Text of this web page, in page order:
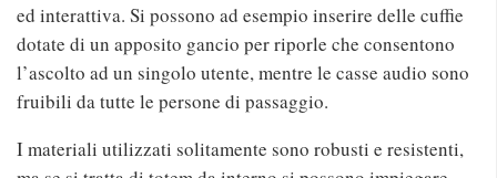
ed interattiva. Si possono ad esempio inserire delle cuffie
dotate di un apposito gancio per riporle che consentono
l’ascolto ad un singolo utente, mentre le casse audio sono
fruibili da tutte le persone di passaggio.
I materiali utilizzati solitamente sono robusti e resistenti,